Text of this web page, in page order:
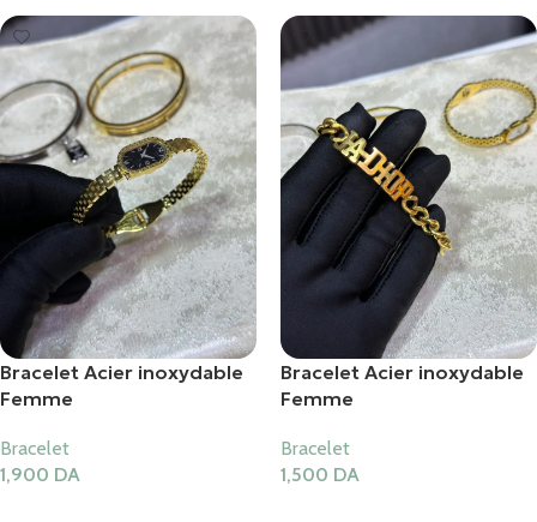
Bracelet Acier inoxydable
Femme
Bracelet
1,900 DA
Bracelet Acier inoxydable
Femme
Bracelet
1,500 DA